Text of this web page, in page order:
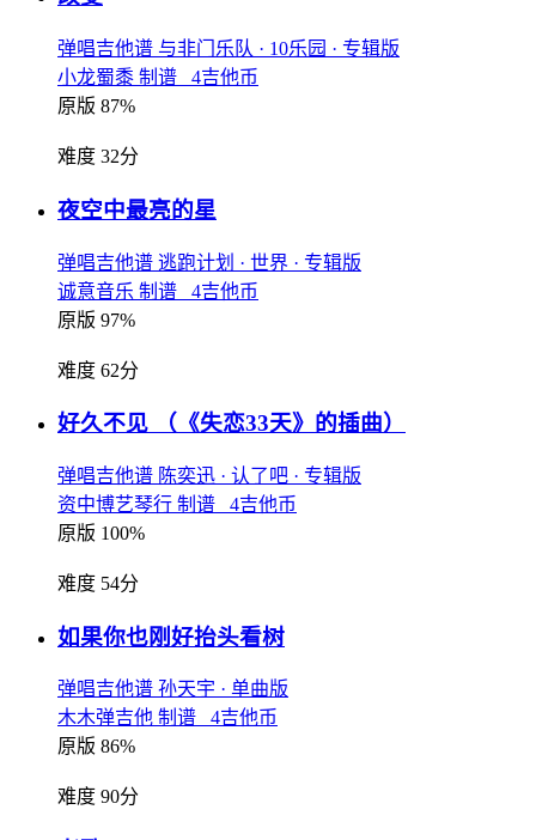
弹唱吉他谱 与非门乐队 · 10乐园 · 专辑版
小龙蜀黍 制谱 4吉他币
原版 87%
难度 32分
夜空中最亮的星
弹唱吉他谱 逃跑计划 · 世界 · 专辑版
诚意音乐 制谱 4吉他币
原版 97%
难度 62分
好久不见 （《失恋33天》的插曲）
弹唱吉他谱 陈奕迅 · 认了吧 · 专辑版
资中博艺琴行 制谱 4吉他币
原版 100%
难度 54分
如果你也刚好抬头看树
弹唱吉他谱 孙天宇 · 单曲版
木木弹吉他 制谱 4吉他币
原版 86%
难度 90分